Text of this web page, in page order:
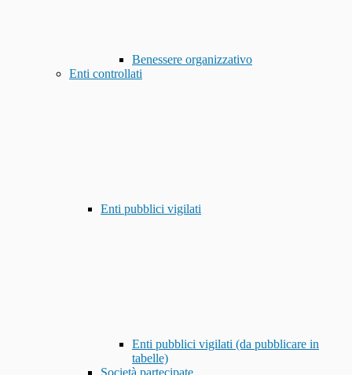
Benessere organizzativo
Enti controllati
Enti pubblici vigilati
Enti pubblici vigilati (da pubblicare in
tabelle)